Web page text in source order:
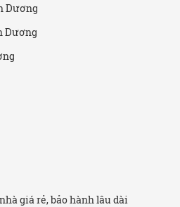
Dương
Dương
giá rẻ, bảo hành lâu dài